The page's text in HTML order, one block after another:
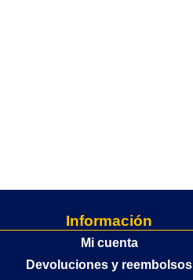
Información
Mi cuenta
Devoluciones y reembolsos